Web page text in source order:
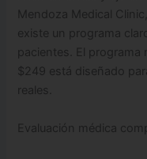
Mendoza Medical
existe un programa
pacientes. El
$249 está diseñado
reales.
Evaluación médica